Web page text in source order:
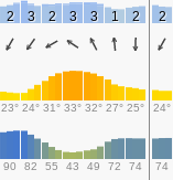
2 3 2 3 3 1 2 2
23° 24° 31° 33° 32° 27° 25° 24°
90 82 55 43 49 72 74 74